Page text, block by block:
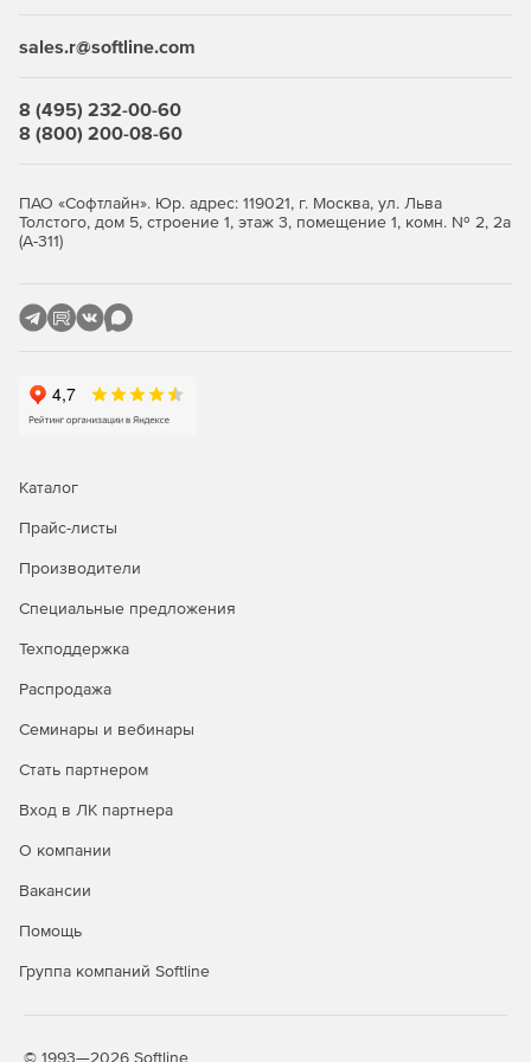
sales.r@softline.com
8 (495) 232-00-60
8 (800) 200-08-60
ПАО «Софтлайн». Юр. адрес: 119021, г. Москва, ул. Льва
Толстого, дом 5, строение 1, этаж 3, помещение 1, комн. № 2, 2а
(А-311)
Каталог
Прайс-листы
Производители
Специальные предложения
Техподдержка
Распродажа
Семинары и вебинары
Стать партнером
Вход в ЛК партнера
О компании
Вакансии
Помощь
Группа компаний Softline
© 1993—2026 Softline